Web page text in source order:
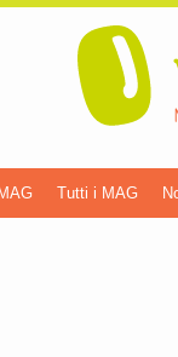
Tutti i MAG